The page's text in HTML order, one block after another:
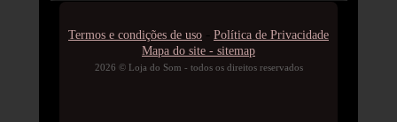
Termos e condições de uso
Política de Privacidade
Mapa do site - sitemap
2026 © Loja do Som - todos os direitos reservados